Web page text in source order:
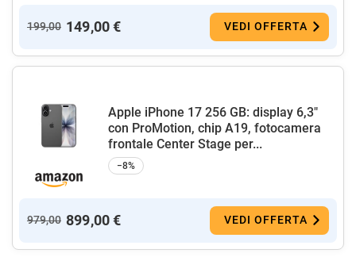
199,00 149,00 € VEDI OFFERTA
Apple iPhone 17 256 GB: display 6,3"
con ProMotion, chip A19, fotocamera
frontale Center Stage per...
−8%
979,00 899,00 € VEDI OFFERTA